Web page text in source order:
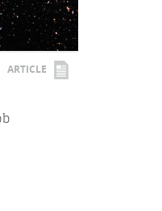
ARTICLE